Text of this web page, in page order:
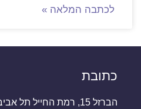
לכתבה המלאה »
כתובת
הברזל 15, רמת החייל תל אביב, קומה 2,